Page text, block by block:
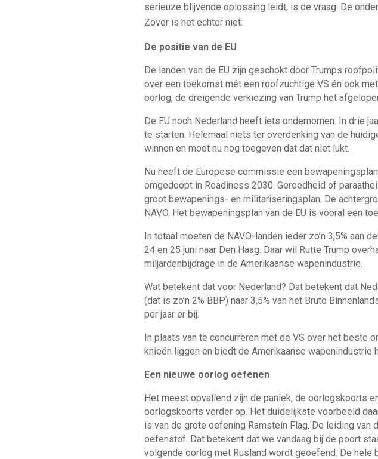
serieuze blijvende oplossing leidt, is de vraag. De
Zover is het echter niet.
De positie van de EU
De landen van de EU zijn geschokt door Trumps
over een toekomst mét een roofzuchtige VS én ook
oorlog, de dreigende verkiezing van Trump het
De EU noch Nederland heeft iets ondernomen. In drie
te starten. Helemaal niets ter overdenking van de
winnen en moet nu nog toegeven dat dat niet lukt.
Nu heeft de Europese commissie een
omgedoopt in Readiness 2030. Gereedheid of
groot bewapenings- en militariseringsplan. De
NAVO. Het bewapeningsplan van de EU is vooral een
In totaal moeten de NAVO-landen ieder zo’n 3,5% aan
24 en 25 juni naar Den Haag. Daar wil Rutte Trump
miljardenbijdrage in de Amerikaanse wapenindustrie.
Wat betekent dat voor Nederland? Dat betekent dat
(dat is zo’n 2% BBP) naar 3,5% van het Bruto
per jaar er bij.
In plaats van te concurreren met de VS over het beste
knieën liggen en biedt de Amerikaanse wapenindustrie
Een nieuwe oorlog oefenen
Het meest opvallend zijn de paniek, de oorlogskoorts
oorlogskoorts verder op. Het duidelijkste voorbeeld
is van de grote oefening Ramstein Flag. De leiding
oefenstof. Dat betekent dat we vandaag bij de poort
volgende oorlog met Rusland wordt geoefend. De